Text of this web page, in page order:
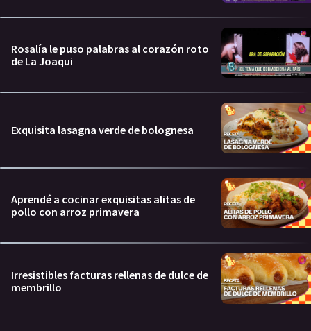
Rosalía le puso palabras al corazón roto
de La Joaqui
Exquisita lasagna verde de bolognesa
Aprendé a cocinar exquisitas alitas de
pollo con arroz primavera
Irresistibles facturas rellenas de dulce de
membrillo